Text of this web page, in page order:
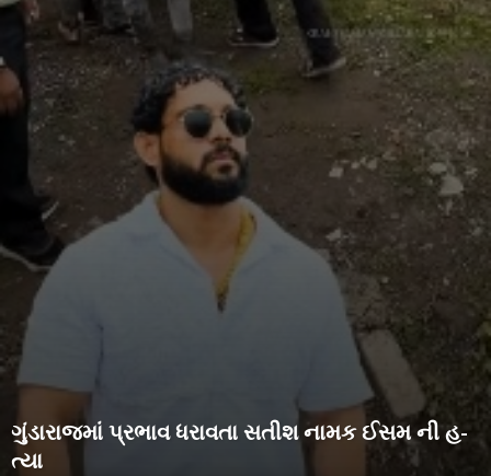
ગુંડારાજમાં પ્રભાવ ધરાવતા સતીશ નામક ઈસમ ની હ-
ત્યા